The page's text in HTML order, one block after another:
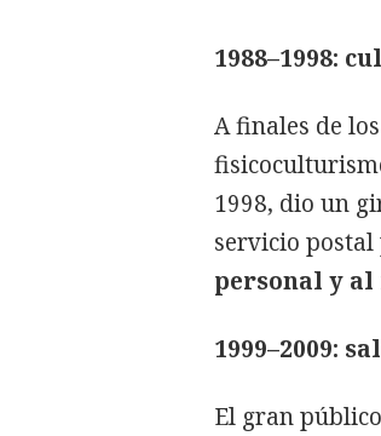
1988–1998:
A finales de
1998, dio un
servicio postal
personal y al
1999–2009:
El gran